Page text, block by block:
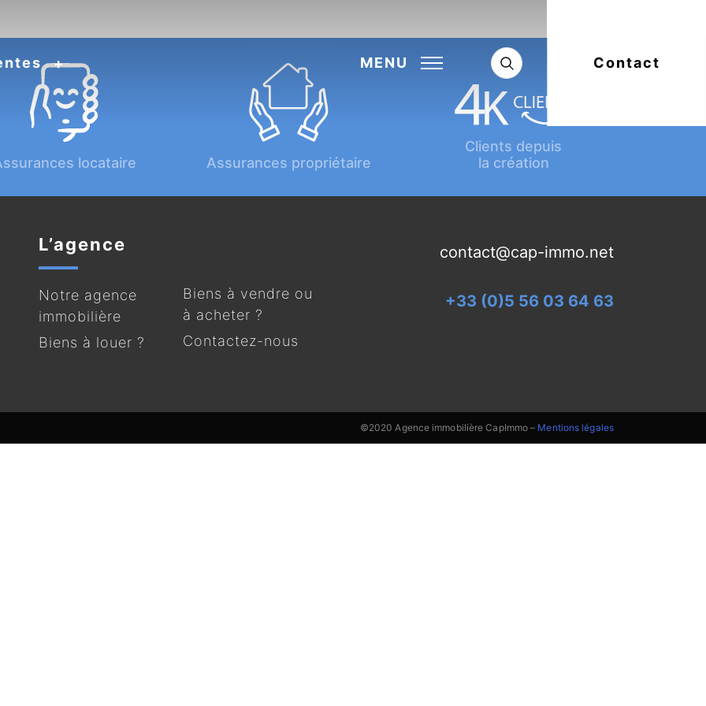
MENU Contact
locataire Assurances propriétaire
Clients depuis
la création
L’agence
Notre agence
immobilière
Biens à louer ?
Biens à vendre ou
à acheter ?
Contactez-nous
contact@cap-immo.net
+33 (0)5 56 03 64 63
©2020 Agence immobilière CapImmo – Mentions légales